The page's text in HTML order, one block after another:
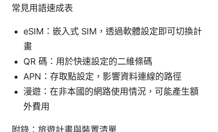
常見用語速成表
eSIM：嵌入式 SIM，透過軟體設定即可切換計
畫
QR 碼：用於快速設定的二維條碼
APN：存取點設定，影響資料連線的路徑
漫遊：在非本國的網路使用情況，可能產生額
外費用
附錄：旅遊計畫與裝置清單